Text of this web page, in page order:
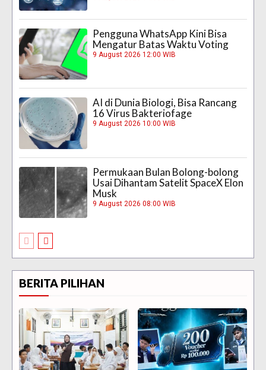
Pengguna WhatsApp Kini Bisa
Mengatur Batas Waktu Voting
9 August 2026 12:00 WIB
AI di Dunia Biologi, Bisa Rancang
16 Virus Bakteriofage
9 August 2026 10:00 WIB
Permukaan Bulan Bolong-bolong
Usai Dihantam Satelit SpaceX Elon
Musk
9 August 2026 08:00 WIB
BERITA PILIHAN